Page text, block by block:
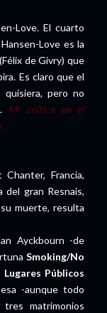
Love. El cuarto
Love es la
de Givry) que
Es claro que el
pero no
Mi crítica en el
Francia,
del gran Resnais,
muerte, resulta
Ayckbourn -de
Smoking/No
Públicos
-aunque todo
matrimonios